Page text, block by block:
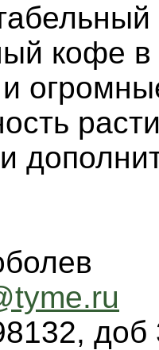
кофе
и
доб